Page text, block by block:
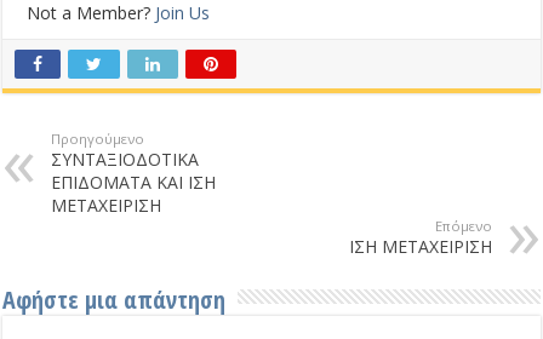
Not a Member? Join Us
Προηγούμενο
ΣΥΝΤΑΞΙΟΔΟΤΙΚΑ
ΕΠΙΔΟΜΑΤΑ ΚΑΙ ΙΣΗ
ΜΕΤΑΧΕΙΡΙΣΗ
Επόμενο
ΙΣΗ ΜΕΤΑΧΕΙΡΙΣΗ
Αφήστε μια απάντηση